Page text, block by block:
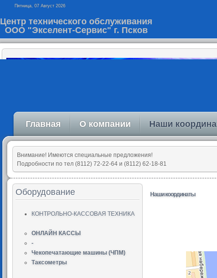
Пятница, 07 Август 2026
Центр технического обслуживания
ООО "Экселент-Сервис" г. Псков
Главная О компании Наши
Внимание! Имеются специальные предложения!
Подробности по тел (8112) 72-22-64 и (8112) 62-18-81
Наши координаты
Оборудование
КОНТРОЛЬНО-КАССОВАЯ ТЕХНИКА
ОНЛАЙН КАССЫ
-
Чекопечатающие машины (ЧПМ)
Таксометры